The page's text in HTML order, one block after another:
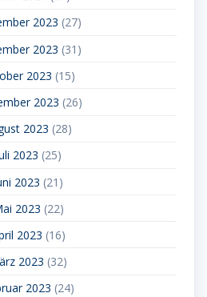
2023 (27)
2023 (31)
2023 (15)
2023 (26)
2023 (28)
2023 (25)
2023 (21)
2023 (22)
2023 (16)
2023 (32)
2023 (24)